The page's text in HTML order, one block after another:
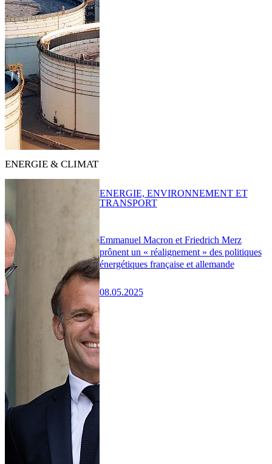
ENERGIE & CLIMAT
Emmanuel Macron et Friedrich Merz
prônent un « réalignement » des politiques
énergétiques française et allemande
08.05.2025
ENERGIE, ENVIRONNEMENT ET
TRANSPORT